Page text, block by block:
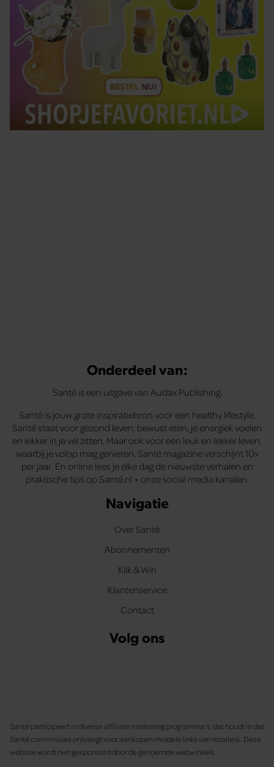
Onderdeel van:
Santé is een uitgave van Audax Publishing.
Santé is jouw grote inspiratiebron voor een healthy lifestyle.
Santé staat voor gezond leven, bewust eten, je energiek voelen
en lekker in je vel zitten. Maar ook voor een leuk en lekker leven,
waarbij je volop mag genieten. Santé magazine verschijnt 10x
per jaar. En online lees je elke dag de nieuwste verhalen en
praktische tips op Santé.nl + onze social media kanalen.
Navigatie
Over Santé
Abonnementen
Klik & Win
Klantenservice
Contact
Volg ons
Santé participeert in diverse affiliate marketing programma’s, dat houdt in dat
Santé commissies ontvangt voor aankopen middels links van retailers. Deze
website wordt niet gesponsord door de genoemde webwinkels.